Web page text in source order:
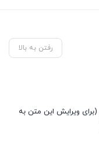
رفتن به بالا
(برای ویرایش این متن به